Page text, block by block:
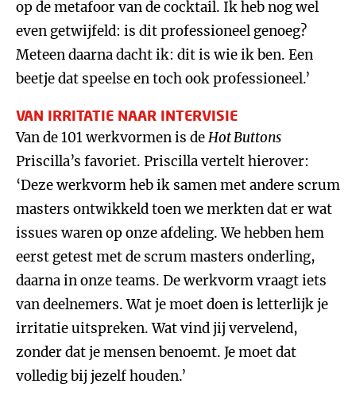
op de metafoor van de cocktail. Ik heb nog wel
even getwijfeld: is dit professioneel genoeg?
Meteen daarna dacht ik: dit is wie ik ben. Een
beetje dat speelse en toch ook professioneel.’
VAN IRRITATIE NAAR INTERVISIE
Van de 101 werkvormen is deHot Buttons
Priscilla’s favoriet. Priscilla vertelt hierover:
‘Deze werkvorm heb ik samen met andere scrum
masters ontwikkeld toen we merkten dat er wat
issues waren op onze afdeling. We hebben hem
eerst getest met de scrum masters onderling,
daarna in onze teams. De werkvorm vraagt iets
van deelnemers. Wat je moet doen is letterlijk je
irritatie uitspreken. Wat vind jij vervelend,
zonder dat je mensen benoemt. Je moet dat
volledig bij jezelf houden.’